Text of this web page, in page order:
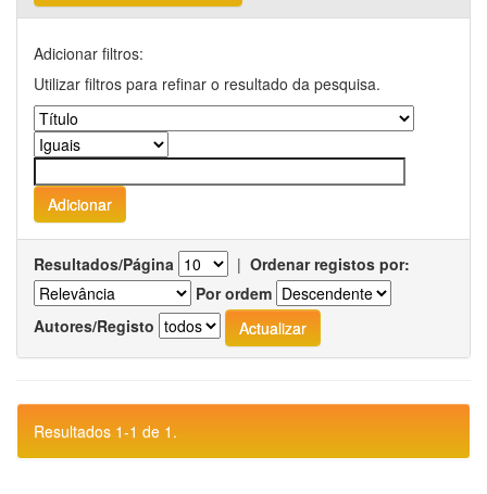
Adicionar filtros:
Utilizar filtros para refinar o resultado da pesquisa.
Resultados/Página | Ordenar registos por:
Por ordem
Autores/Registo
Resultados 1-1 de 1.